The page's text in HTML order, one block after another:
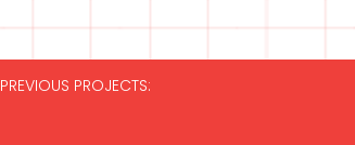
PREVIOUS PROJECTS: